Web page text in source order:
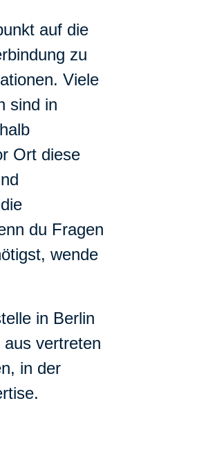
auf die
zu
Viele
sind in
Ort diese
du Fragen
wende
in Berlin
vertreten
in der